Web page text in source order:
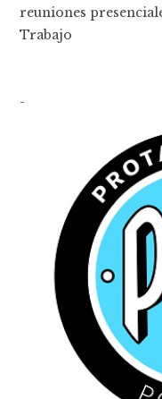
reuniones
Trabajo
-